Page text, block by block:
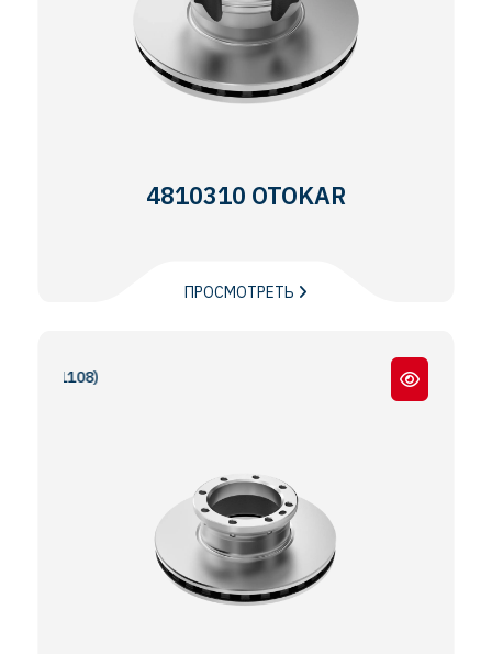
4810310 OTOKAR
ПРОСМОТРЕТЬ
OTOKAR ATLAS /